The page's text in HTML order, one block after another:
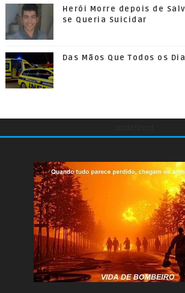
Herói Morre depois de
se Queria Suicidar
Das Mãos Que Todos os